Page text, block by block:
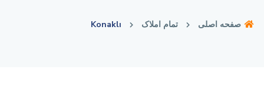
صفحه اصلی تمام املاک Konaklı